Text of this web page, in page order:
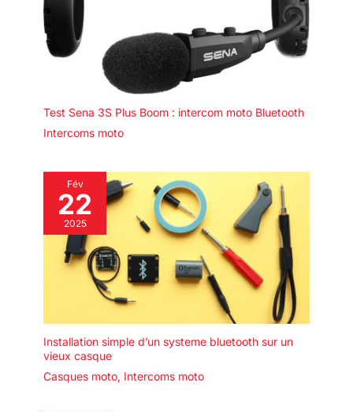
Test Sena 3S Plus Boom : intercom moto Bluetooth
Intercoms moto
Fév
22
2025
Installation simple d’un systeme bluetooth sur un
vieux casque
Casques moto, Intercoms moto